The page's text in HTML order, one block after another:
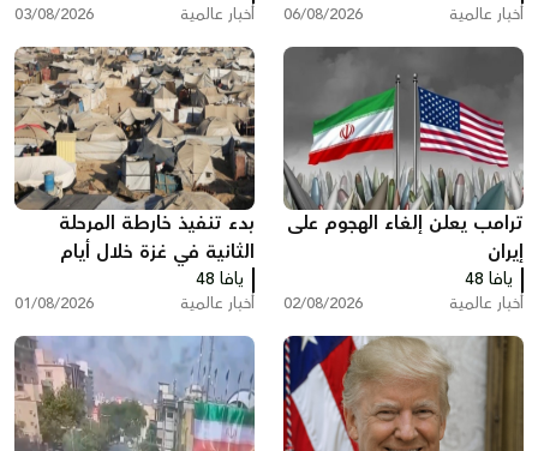
أخبار عالمية 06/08/2026 أخبار عالمية 03/08/2026
ترامب يعلن إلغاء الهجوم على
إيران
يافا 48
أخبار عالمية 02/08/2026
بدء تنفيذ خارطة المرحلة
الثانية في غزة خلال أيام
يافا 48
أخبار عالمية 01/08/2026